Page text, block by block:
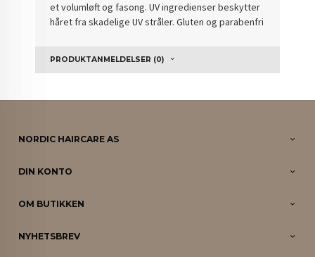
et volumløft og fasong. UV ingredienser beskytter
håret fra skadelige UV stråler. Gluten og parabenfri
PRODUKTANMELDELSER (0)
NORDIC HAIRCARE AS
DIN KONTO
OM BUTIKKEN
NYHETSBREV